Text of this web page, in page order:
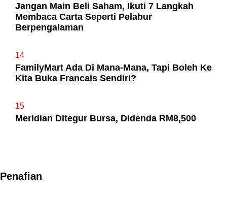
Jangan Main Beli Saham, Ikuti 7 Langkah
Membaca Carta Seperti Pelabur
Berpengalaman
14
FamilyMart Ada Di Mana-Mana, Tapi Boleh Ke
Kita Buka Francais Sendiri?
15
Meridian Ditegur Bursa, Didenda RM8,500
Penafian